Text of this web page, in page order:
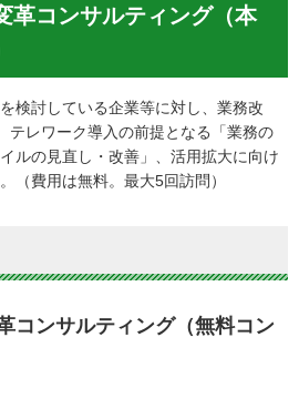
革コンサルティング（本
検討している企業等に対し、業務改
テレワーク導入の前提となる「業務の
ルの見直し・改善」、活用拡大に向け
（費用は無料。最大5回訪問）
コンサルティング（無料コン